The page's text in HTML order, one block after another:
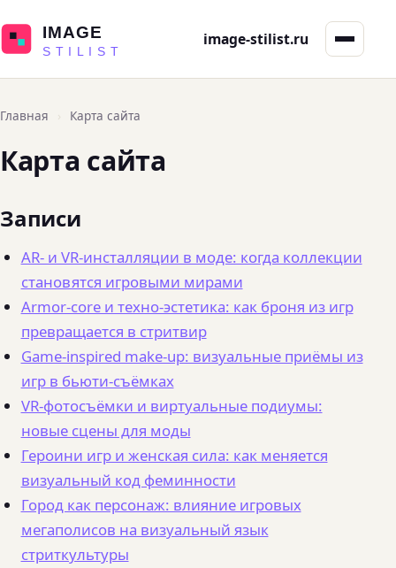
IMAGE
STILIST
image-stilist.ru
Главная › Карта сайта
Карта сайта
Записи
AR- и VR-инсталляции в моде: когда коллекции
становятся игровыми мирами
Armor-core и техно-эстетика: как броня из игр
превращается в стритвир
Game-inspired make-up: визуальные приёмы из
игр в бьюти-съёмках
VR-фотосъёмки и виртуальные подиумы:
новые сцены для моды
Героини игр и женская сила: как меняется
визуальный код феминности
Город как персонаж: влияние игровых
мегаполисов на визуальный язык
стриткультуры